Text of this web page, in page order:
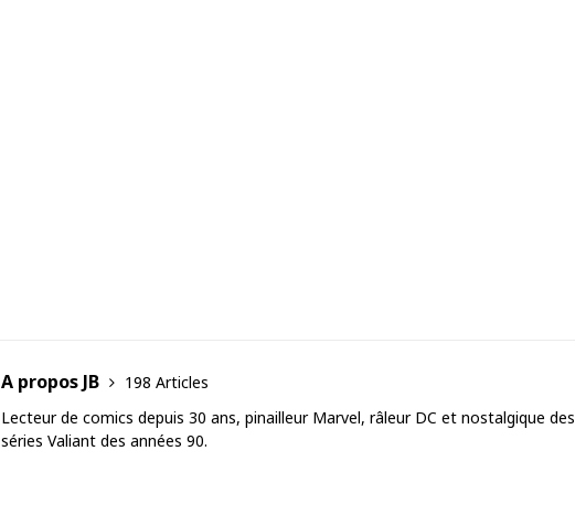
A propos JB
198 Articles
Lecteur de comics depuis 30 ans, pinailleur Marvel, râleur DC et nostalgique des
séries Valiant des années 90.